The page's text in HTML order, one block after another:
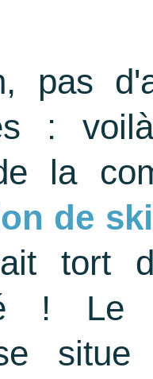
pas
:
la
de
tort
! Le